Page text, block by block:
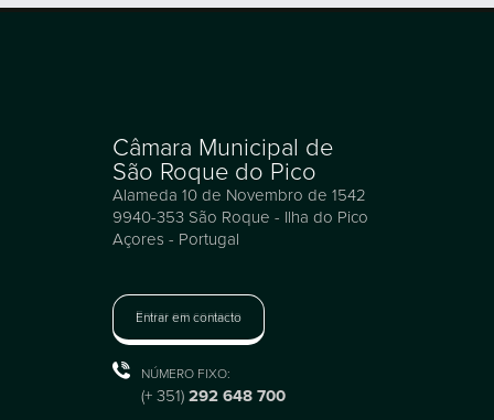
Câmara Municipal de
São Roque do Pico
Alameda 10 de Novembro de 1542
9940-353 São Roque - Ilha do Pico
Açores - Portugal
Entrar em contacto
NÚMERO FIXO:
(+ 351) 292 648 700